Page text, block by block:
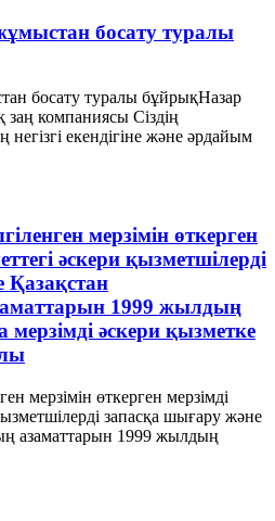
босату туралы
босату туралы бұйрықНазар
компаниясы Сіздің
екендігіне және әрдайым
мерзімін өткерген
әскери қызметшілерді
Қазақстан
1999 жылдың
әскери қызметке
мерзімін өткерген мерзімді
запасқа шығару және
азаматтарын 1999 жылдың